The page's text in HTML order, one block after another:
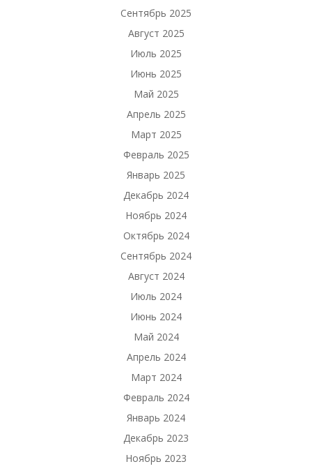
Сентябрь 2025
Август 2025
Июль 2025
Июнь 2025
Май 2025
Апрель 2025
Март 2025
Февраль 2025
Январь 2025
Декабрь 2024
Ноябрь 2024
Октябрь 2024
Сентябрь 2024
Август 2024
Июль 2024
Июнь 2024
Май 2024
Апрель 2024
Март 2024
Февраль 2024
Январь 2024
Декабрь 2023
Ноябрь 2023